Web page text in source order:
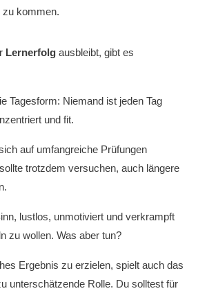
zu kommen.
Lernerfolg ausbleibt, gibt es
Tagesform: Niemand ist jeden Tag
und fit.
auf umfangreiche Prüfungen
trotzdem versuchen, auch längere
lustlos, unmotiviert und verkrampft
zu wollen. Was aber tun?
Ergebnis zu erzielen, spielt auch das
unterschätzende Rolle. Du solltest für